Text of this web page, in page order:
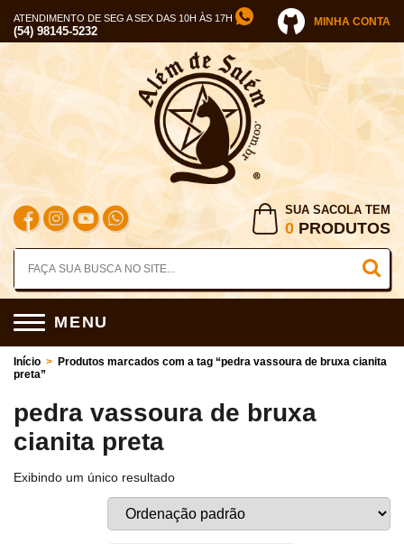
ATENDIMENTO DE SEG A SEX DAS 10H ÀS 17H
(54) 98145-5232
MINHA CONTA
SUA SACOLA TEM
0 PRODUTOS
MENU
Início > Produtos marcados com a tag “pedra vassoura de bruxa cianita
preta”
pedra vassoura de bruxa
cianita preta
Exibindo um único resultado